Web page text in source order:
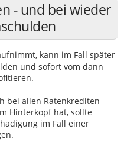
- und bei wieder
kann im Fall später
und sofort vom dann
bei allen Ratenkrediten
Hinterkopf hat, sollte
im Fall einer